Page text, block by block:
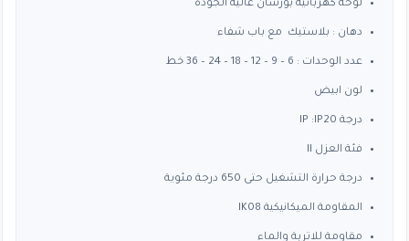
لوحة كهربائية بورسان عالية الجودة
دهان : بلاستيك مع باب شفاء
عدد الوحدات : 6 – 9 – 12 – 18 – 24 – 36 خط
لون ابيض
درجة IP :IP20
فئة العزل II
درجة حرارة التشغيل حتى 650 درجة مئوية
المقاومة الميكانيكية IK08
مقاومة للاتربة والماء